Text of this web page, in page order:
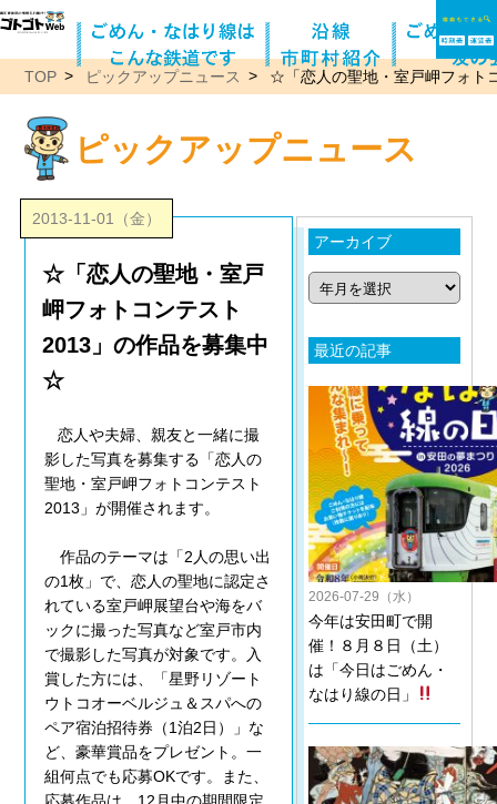
TOP ピックアップニュース ☆「恋人の聖地・室戸岬フォト
ピックアップニュース
2013-11-01（金）
☆「恋人の聖地・室戸
岬フォトコンテスト
2013」の作品を募集中
☆
恋人や夫婦、親友と一緒に撮
影した写真を募集する「恋人の
聖地・室戸岬フォトコンテスト
2013」が開催されます。
作品のテーマは「2人の思い出
の1枚」で、恋人の聖地に認定さ
れている室戸岬展望台や海をバ
ックに撮った写真など室戸市内
で撮影した写真が対象です。入
賞した方には、「星野リゾート
ウトコオーベルジュ＆スパへの
ペア宿泊招待券（1泊2日）」な
ど、豪華賞品をプレゼント。一
組何点でも応募OKです。また、
アーカイブ
最近の記事
2026-07-29（水）
今年は安田町で開
催！８月８日（土）
は「今日はごめん・
なはり線の日」